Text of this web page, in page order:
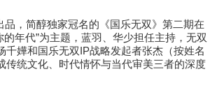
品，简醇独家冠名的《国乐无双》第二期在
的年代”为主题，蓝羽、华少担任主持，无双
千嬅和国乐无双IP战略发起者张杰（按姓名
统文化、时代情怀与当代审美三者的深度